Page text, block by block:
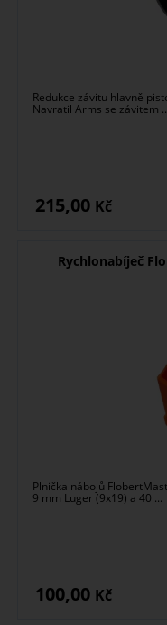
Redukce závitu hlavně
Navratil Arms se závitem
215,00 Kč
Rychlonabíječ
Plnička nábojů
9 mm Luger (9x19) a 40 ...
100,00 Kč